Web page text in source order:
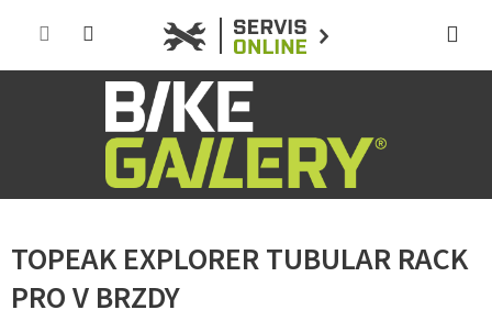
TOPEAK EXPLORER TUBULAR RACK
PRO V BRZDY